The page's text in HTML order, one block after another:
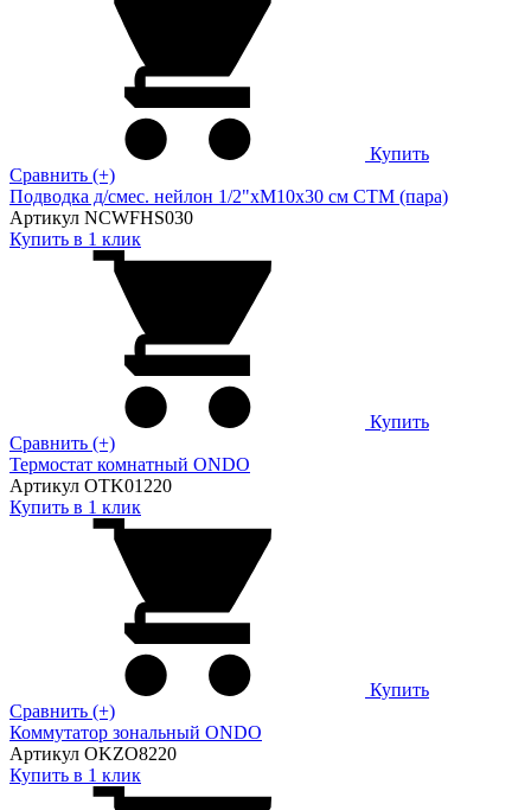
Купить
Сравнить (+)
Подводка д/смес. нейлон 1/2"xM10x30 см CTM (пара)
Артикул NCWFHS030
Купить в 1 клик
Купить
Сравнить (+)
Термостат комнатный ONDO
Артикул OTK01220
Купить в 1 клик
Купить
Сравнить (+)
Коммутатор зональный ONDO
Артикул OKZO8220
Купить в 1 клик